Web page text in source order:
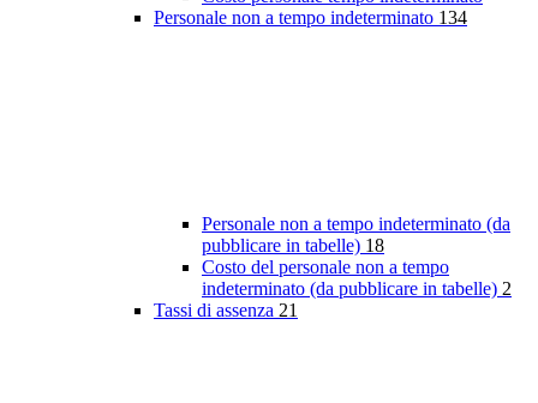
Personale non a tempo indeterminato 134
Personale non a tempo indeterminato (da
pubblicare in tabelle) 18
Costo del personale non a tempo
indeterminato (da pubblicare in tabelle) 2
Tassi di assenza 21